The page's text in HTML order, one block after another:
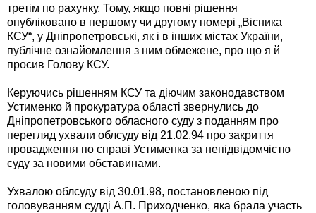
третім по рахунку. Тому, якщо повні рішення
опубліковано в першому чи другому номері „Вісника
КСУ“, у Дніпропетровські, як і в інших містах України,
публічне ознайомлення з ним обмежене, про що я й
просив Голову КСУ.
Керуючись рішенням КСУ та діючим законодавством
Устименко й прокуратура області звернулись до
Дніпропетровського обласного суду з поданням про
перегляд ухвали облсуду від 21.02.94 про закриття
провадження по справі Устименка за непідвідомчістю
суду за новими обставинами.
Ухвалою облсуду від 30.01.98, постановленою під
головуванням судді А.П. Приходченко, яка брала участь